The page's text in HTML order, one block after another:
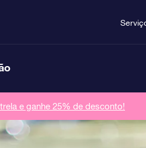
e ganhe 25% de desconto!